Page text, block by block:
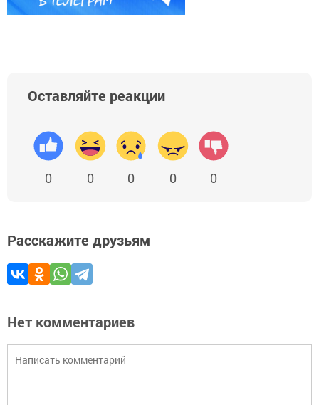
Оставляйте реакции
0 0 0 0 0
Расскажите друзьям
Нет комментариев